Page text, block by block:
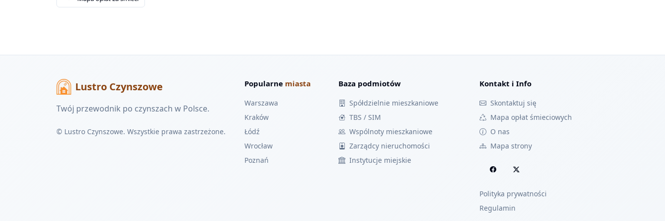
Lustro Czynszowe
Twój przewodnik po czynszach w Polsce.
© Lustro Czynszowe. Wszystkie prawa zastrzeżone.
Popularne miasta
Warszawa
Kraków
Łódź
Wrocław
Poznań
Baza podmiotów
Spółdzielnie mieszkaniowe
TBS / SIM
Wspólnoty mieszkaniowe
Zarządcy nieruchomości
Instytucje miejskie
Kontakt i Info
Skontaktuj się
Mapa opłat śmieciowych
O nas
Mapa strony
Polityka prywatności
Regulamin